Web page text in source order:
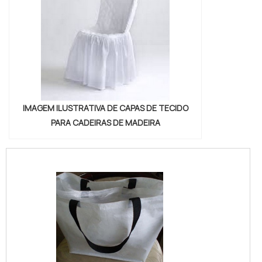
IMAGEM ILUSTRATIVA DE CAPAS DE TECIDO
PARA CADEIRAS DE MADEIRA